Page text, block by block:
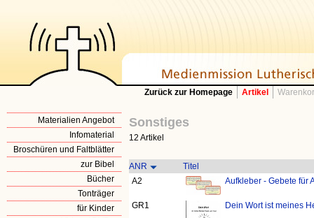
Zurück zur Homepage Artikel
Materialien Angebot
Infomaterial
Broschüren und Faltblätter
zur Bibel
Bücher
Tonträger
für Kinder
Sonstiges
12 Artikel
ANR
Titel
A2
Aufkleber - Gebete für
GR1 Dein Wort ist meines